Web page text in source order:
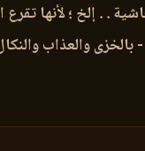
. . إلخ ؛ لأنها
والعذاب